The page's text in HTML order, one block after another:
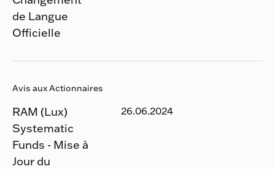
de Langue
Officielle
Avis aux Actionnaires
RAM (Lux)
Systematic
Funds - Mise à
Jour du
26.06.2024